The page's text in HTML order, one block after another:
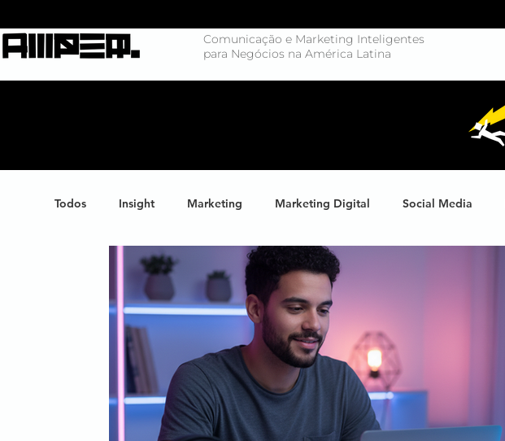
Comunicação e Marketing Inteligentes
para Negócios na América Latina
Todos Insight Marketing Marketing Digital Social Media
Branding Big Data Highlights
Marketing de Conteúdo Inteligência Artificial
Mídia Inbound Marketing B2B Eventos Estratégia